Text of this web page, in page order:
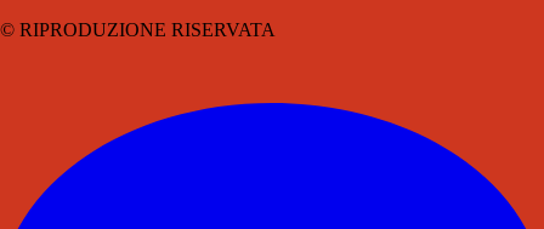
© RIPRODUZIONE RISERVATA